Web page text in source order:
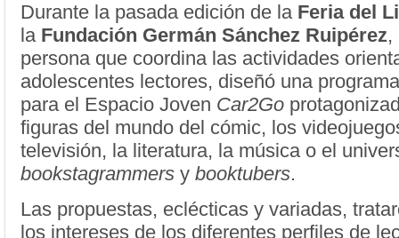
Durante la pasada edición de la Feria del
la Fundación Germán Sánchez Ruipérez,
persona que coordina las actividades
adolescentes lectores, diseñó una
para el Espacio Joven Car2Go
figuras del mundo del cómic, los
televisión, la literatura, la música o el
bookstagrammers y booktubers.
Las propuestas, eclécticas y variadas,
los intereses de los diferentes perfiles de